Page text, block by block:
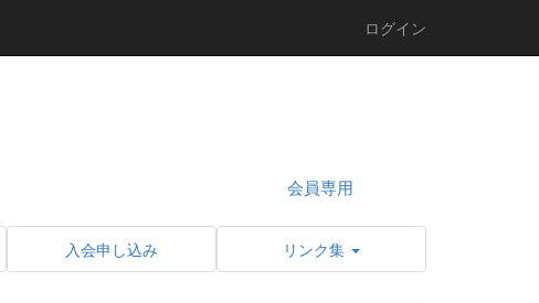
ログイン
会員専用
入会申し込み リンク集